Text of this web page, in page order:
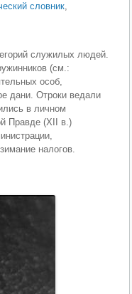
словник,
служилых людей.
(см.:
особ,
дани. Отроки ведали
в личном
Правде (XII в.)
налогов.